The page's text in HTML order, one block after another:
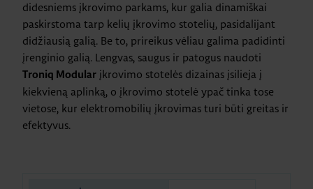
didesniems įkrovimo parkams, kur galia dinamiškai
paskirstoma tarp kelių įkrovimo stotelių, pasidalijant
didžiausią galią. Be to, prireikus vėliau galima padidinti
įrenginio galią. Lengvas, saugus ir patogus naudoti
Troniq Modular įkrovimo stotelės dizainas įsilieja į
kiekvieną aplinką, o įkrovimo stotelė ypač tinka tose
vietose, kur elektromobilių įkrovimas turi būti greitas ir
efektyvus.